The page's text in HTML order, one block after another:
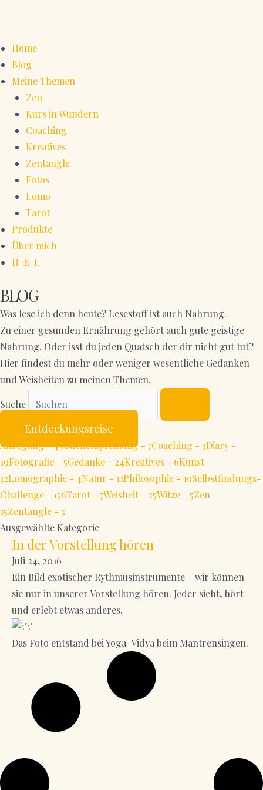
Home
Blog
Meine Themen
Zen
Kurs in Wundern
Coaching
Kreatives
Zentangle
Fotos
Lomo
Tarot
Produkte
Über mich
H-E-L
BLOG
Was lese ich denn heute? Lesestoff ist auch Nahrung.
Zu einer gesunden Ernährung gehört auch gute geistige
Nahrung. Oder isst du jeden Quatsch der dir nicht gut tut?
Hier findest du mehr oder weniger wesentliche Gedanken
und Weisheiten zu meinen Themen.
Suche
Entdeckungsreise
Anregung - 49Buchempfehlung - 7Coaching - 3Diary -
19Fotografie - 5Gedanke - 24Kreatives - 6Kunst -
12Lomographie - 4Natur - 11Philosophie - 19Selbstfindungs-
Challenge - 156Tarot - 7Weisheit - 25Witze - 5Zen -
15Zentangle - 3
Ausgewählte Kategorie
In der Vorstellung hören
Juli 24, 2016
Ein Bild exotischer Rythmusinstrumente – wir können
sie nur in unserer Vorstellung hören. Jeder sieht, hört
und erlebt etwas anderes.
Das Foto entstand bei Yoga-Vidya beim Mantrensingen.